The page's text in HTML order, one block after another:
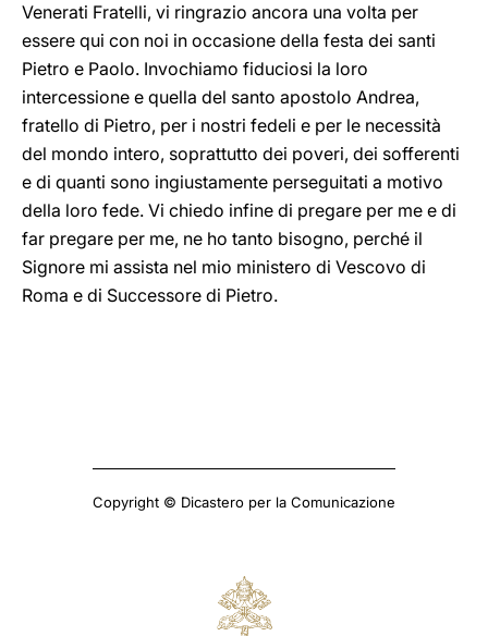
Venerati Fratelli, vi ringrazio ancora una volta per
essere qui con noi in occasione della festa dei santi
Pietro e Paolo. Invochiamo fiduciosi la loro
intercessione e quella del santo apostolo Andrea,
fratello di Pietro, per i nostri fedeli e per le necessità
del mondo intero, soprattutto dei poveri, dei sofferenti
e di quanti sono ingiustamente perseguitati a motivo
della loro fede. Vi chiedo infine di pregare per me e di
far pregare per me, ne ho tanto bisogno, perché il
Signore mi assista nel mio ministero di Vescovo di
Roma e di Successore di Pietro.
Copyright © Dicastero per la Comunicazione